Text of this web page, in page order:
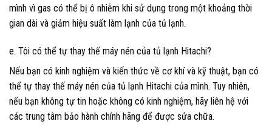
mình vì gas có thể bị ô nhiễm khi sử dụng trong một khoảng thời
gian dài và giảm hiệu suất làm lạnh của tủ lạnh.
e. Tôi có thể tự thay thế máy nén của tủ lạnh Hitachi?
Nếu bạn có kinh nghiệm và kiến thức về cơ khí và kỹ thuật, bạn có
thể tự thay thế máy nén của tủ lạnh Hitachi của mình. Tuy nhiên,
nếu bạn không tự tin hoặc không có kinh nghiệm, hãy liên hệ với
các trung tâm bảo hành chính hãng để được sửa chữa.